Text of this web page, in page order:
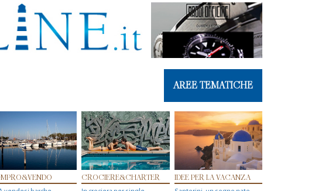
AREE TEMATICHE
CROCIERE&CHARTER IDEE PER LA VACANZA